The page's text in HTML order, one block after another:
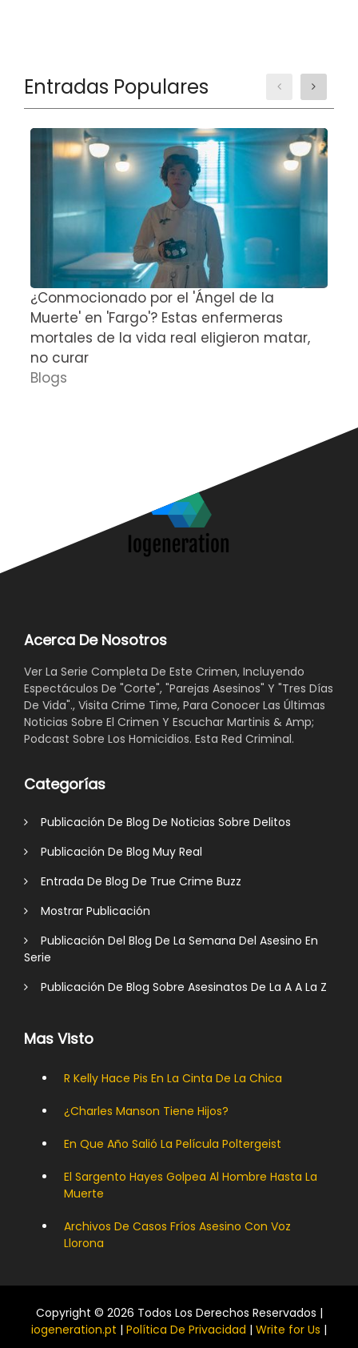
Entradas Populares
¿Conmocionado por el 'Ángel de la
Muerte' en 'Fargo'? Estas enfermeras
mortales de la vida real eligieron matar,
no curar
Blogs
Acerca De Nosotros
Ver La Serie Completa De Este Crimen, Incluyendo
Espectáculos De "Corte", "Parejas Asesinos" Y "Tres Días
De Vida"., Visita Crime Time, Para Conocer Las Últimas
Noticias Sobre El Crimen Y Escuchar Martinis & Amp;
Podcast Sobre Los Homicidios. Esta Red Criminal.
Categorías
Publicación De Blog De Noticias Sobre Delitos
Publicación De Blog Muy Real
Entrada De Blog De True Crime Buzz
Mostrar Publicación
Publicación Del Blog De La Semana Del Asesino En
Serie
Publicación De Blog Sobre Asesinatos De La A A La Z
Mas Visto
R Kelly Hace Pis En La Cinta De La Chica
¿Charles Manson Tiene Hijos?
En Que Año Salió La Película Poltergeist
El Sargento Hayes Golpea Al Hombre Hasta La
Muerte
Archivos De Casos Fríos Asesino Con Voz
Llorona
Copyright © 2026 Todos Los Derechos Reservados |
iogeneration.pt | Política De Privacidad | Write for Us |